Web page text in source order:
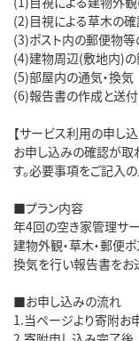
(2)目視による草木の確
(3)ポスト内の郵便物等
(4)建物周辺(敷地内)
(5)部屋内の通気・換気
(6)報告書の作成と送付
【サービス利用の申し
お申し込みの確認が取
す。必要事項をご記入
■プラン内容
年4回の空き家管理サ
建物外観・草木・郵便
換気を行い報告書をお
■お申し込みの流れ
1.当ページより寄附お